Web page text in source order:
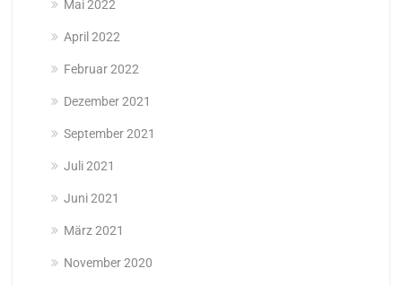
Mai 2022
April 2022
Februar 2022
Dezember 2021
September 2021
Juli 2021
Juni 2021
März 2021
November 2020